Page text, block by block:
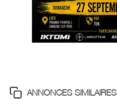
ANNONCES SIMILAIRES